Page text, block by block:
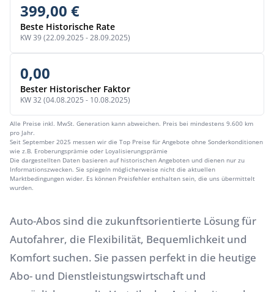
399,00 €
Beste Historische Rate
KW 39 (22.09.2025 - 28.09.2025)
0,00
Bester Historischer Faktor
KW 32 (04.08.2025 - 10.08.2025)
Alle Preise inkl. MwSt. Generation kann abweichen. Preis bei mindestens 9.600 km
pro Jahr.
Seit September 2025 messen wir die Top Preise für Angebote ohne Sonderkonditionen
wie z.B. Eroberungsprämie oder Loyalisierungsprämie
Die dargestellten Daten basieren auf historischen Angeboten und dienen nur zu
Informationszwecken. Sie spiegeln möglicherweise nicht die aktuellen
Marktbedingungen wider. Es können Preisfehler enthalten sein, die uns übermittelt
wurden.
Auto-Abos sind die zukunftsorientierte Lösung für
Autofahrer, die Flexibilität, Bequemlichkeit und
Komfort suchen. Sie passen perfekt in die heutige
Abo- und Dienstleistungswirtschaft und